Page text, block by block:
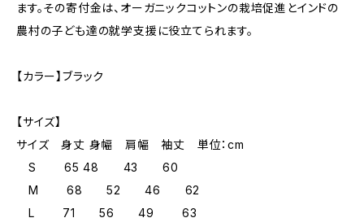
ます。その寄付金は、オーガニックコットンの栽培促進とインドの
農村の子ども達の就学支援に役立てられます。
【カラー】ブラック
【サイズ】
サイズ 身丈 身幅 肩幅 袖丈 単位：cm
S 65 48 43 60
M 68 52 46 62
L 71 56 49 63